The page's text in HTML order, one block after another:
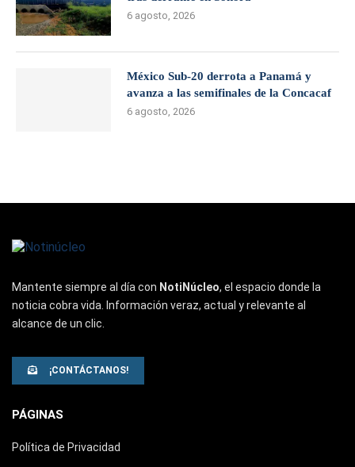
6 agosto, 2026
México Sub-20 derrota a Panamá y
avanza a las semifinales de la Concacaf
6 agosto, 2026
Mantente siempre al día con NotiNúcleo, el espacio donde la
noticia cobra vida. Información veraz, actual y relevante al
alcance de un clic.
¡CONTÁCTANOS!
PÁGINAS
Política de Privacidad